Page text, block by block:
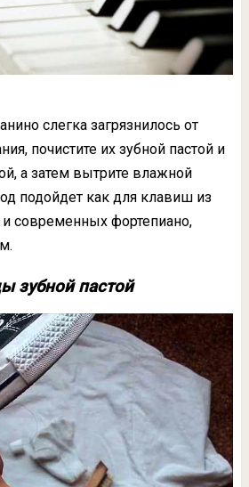
слегка загрязнилось от
почистите их зубной пастой и
а затем вытрите влажной
подойдет как для клавиш из
и современных фортепиано,
зубной пастой